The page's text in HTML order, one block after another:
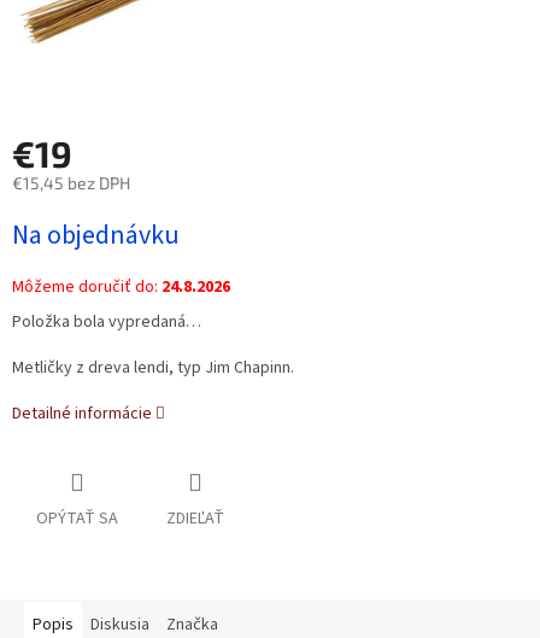
€19
€15,45 bez DPH
cena:
Na objednávku
Môžeme doručiť do: 24.8.2026
Položka bola vypredaná…
Metličky z dreva lendi, typ Jim Chapinn.
Detailné informácie
OPÝTAŤ SA ZDIEĽAŤ
Popis Diskusia Značka